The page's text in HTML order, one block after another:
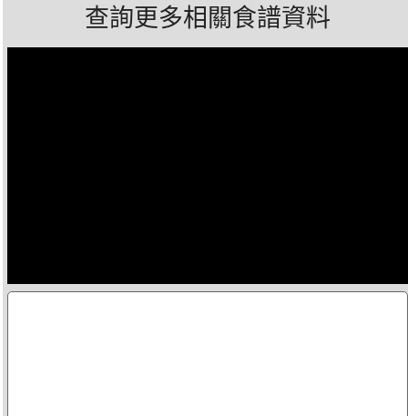
查詢更多相關食譜資料